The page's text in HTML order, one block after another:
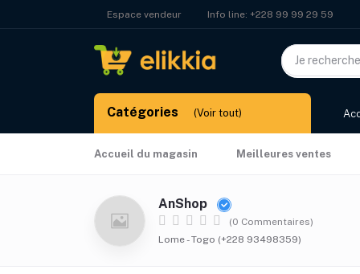
Espace vendeur Info line: +228 99 99 29 59
Catégories (Voir tout)
Accueil du magasin Meilleures ventes
AnShop
(0 Commentaires)
Lome - Togo (+228 93498359)